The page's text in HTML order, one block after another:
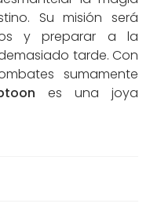
Su misión será
y preparar a la
tarde. Con
sumamente
es una joya